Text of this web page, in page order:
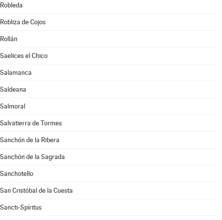
Robleda
Robliza de Cojos
Rollán
Saelices el Chico
Salamanca
Saldeana
Salmoral
Salvatierra de Tormes
Sanchón de la Ribera
Sanchón de la Sagrada
Sanchotello
San Cristóbal de la Cuesta
Sancti-Spíritus